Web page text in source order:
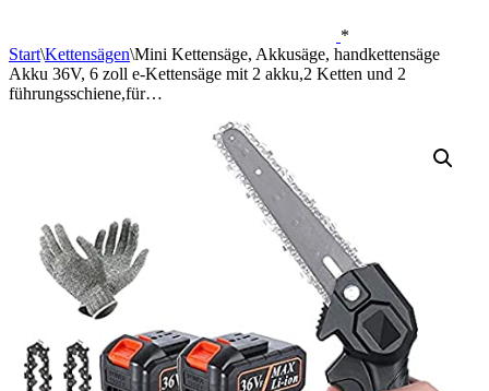
*
Start\Kettensägen\Mini Kettensäge, Akkusäge, handkettensäge
Akku 36V, 6 zoll e-Kettensäge mit 2 akku,2 Ketten und 2
führungsschiene,für…